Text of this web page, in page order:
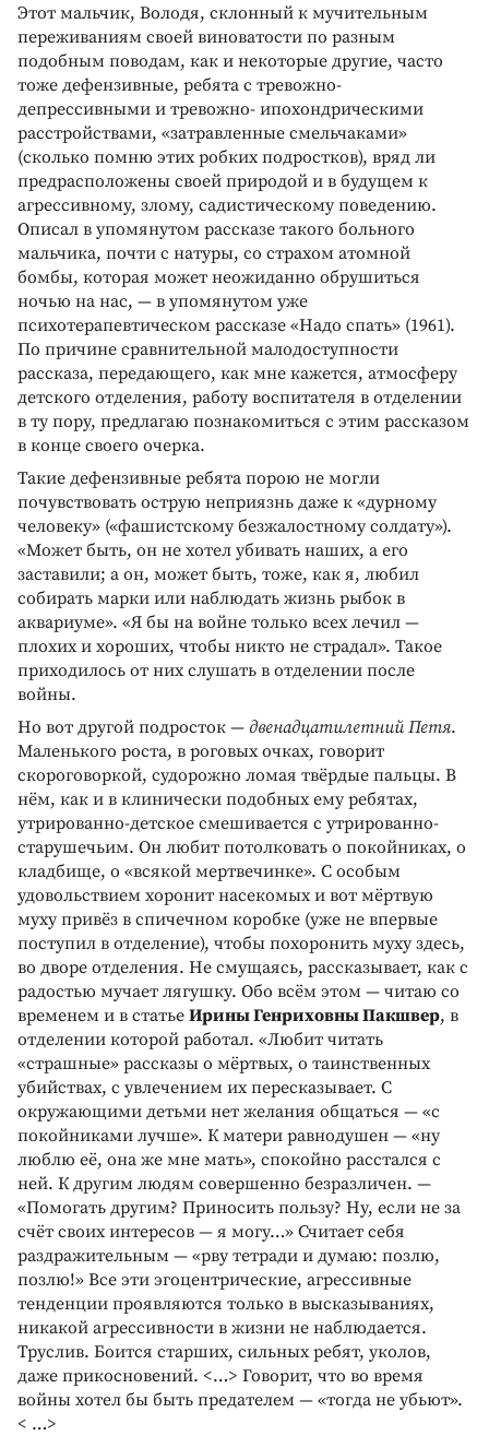
Этот мальчик, Володя, склонный к мучительным
переживаниям своей виноватости по разным
подобным поводам, как и некоторые другие, часто
тоже дефензивные, ребята с тревожно-
депрессивными и тревожно- ипохондрическими
расстройствами, «затравленные смельчаками»
(сколько помню этих робких подростков), вряд ли
предрасположены своей природой и в будущем к
агрессивному, злому, садистическому поведению.
Описал в упомянутом рассказе такого больного
мальчика, почти с натуры, со страхом атомной
бомбы, которая может неожиданно обрушиться
ночью на нас, — в упомянутом уже
психотерапевтическом рассказе «Надо спать» (1961).
По причине сравнительной малодоступности
рассказа, передающего, как мне кажется, атмосферу
детского отделения, работу воспитателя в отделении
в ту пору, предлагаю познакомиться с этим рассказом
в конце своего очерка.
Такие дефензивные ребята порою не могли
почувствовать острую неприязнь даже к «дурному
человеку» («фашистскому безжалостному солдату»).
«Может быть, он не хотел убивать наших, а его
заставили; а он, может быть, тоже, как я, любил
собирать марки или наблюдать жизнь рыбок в
аквариуме». «Я бы на войне только всех лечил —
плохих и хороших, чтобы никто не страдал». Такое
приходилось от них слушать в отделении после
войны.
Но вот другой подросток — двенадцатилетний Петя.
Маленького роста, в роговых очках, говорит
скороговоркой, судорожно ломая твёрдые пальцы. В
нём, как и в клинически подобных ему ребятах,
утрированно-детское смешивается с утрированно-
старушечьим. Он любит потолковать о покойниках, о
кладбище, о «всякой мертвечинке». С особым
удовольствием хоронит насекомых и вот мёртвую
муху привёз в спичечном коробке (уже не впервые
поступил в отделение), чтобы похоронить муху здесь,
во дворе отделения. Не смущаясь, рассказывает, как с
радостью мучает лягушку. Обо всём этом — читаю со
временем и в статье Ирины Генриховны Пакшвер, в
отделении которой работал. «Любит читать
«страшные» рассказы о мёртвых, о таинственных
убийствах, с увлечением их пересказывает. С
окружающими детьми нет желания общаться — «с
покойниками лучше». К матери равнодушен — «ну
люблю её, она же мне мать», спокойно расстался с
ней. К другим людям совершенно безразличен. —
«Помогать другим? Приносить пользу? Ну, если не за
счёт своих интересов — я могу…» Считает себя
раздражительным — «рву тетради и думаю: позлю,
позлю!» Все эти эгоцентрические, агрессивные
тенденции проявляются только в высказываниях,
никакой агрессивности в жизни не наблюдается.
Труслив. Боится старших, сильных ребят, уколов,
даже прикосновений. <…> Говорит, что во время
войны хотел бы быть предателем — «тогда не убьют».
< …>